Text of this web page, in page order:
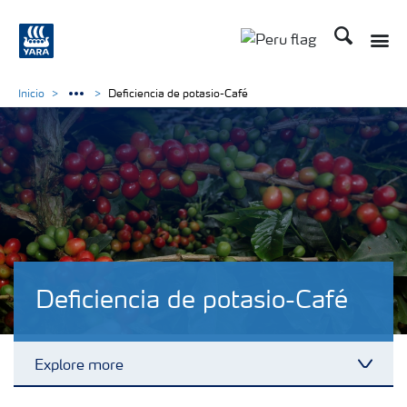
Buscar
Deficiencia de potasio-Café
Explore more
Inicio Deficiencia de potasio-Café